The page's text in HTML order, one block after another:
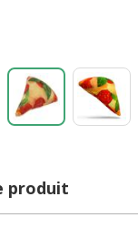
produit